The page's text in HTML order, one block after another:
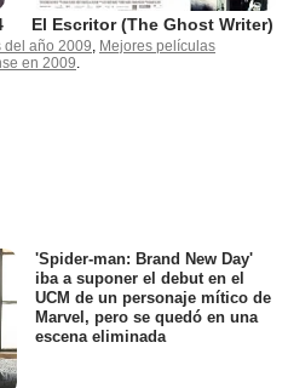
El Escritor (The Ghost Writer)
del año 2009 Mejores películas
en 2009
'Spider-man: Brand New Day'
iba a suponer el debut en el
UCM de un personaje mítico de
Marvel, pero se quedó en una
escena eliminada